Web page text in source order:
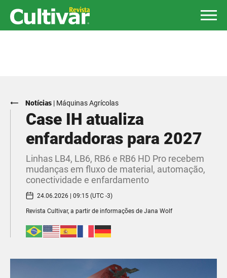
Notícias | Máquinas Agrícolas
Case IH atualiza
enfardadoras para 2027
Linhas LB4, LB6, RB6 e RB6 HD Pro recebem
mudanças em fluxo de material, automação,
conectividade e enfardamento
24.06.2026 | 09:15 (UTC -3)
Revista Cultivar, a partir de informações de Jana Wolf